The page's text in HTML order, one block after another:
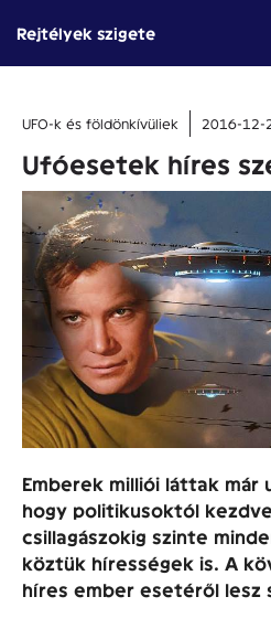
tartalomba
Rejtélyek szigete
UFO-k és földönkívüliek 2016-12-
Ufóesetek híres
Emberek milliói láttak
hogy politikusoktól
csillagászokig szinte
köztük hírességek is. A
híres ember esetéről lesz